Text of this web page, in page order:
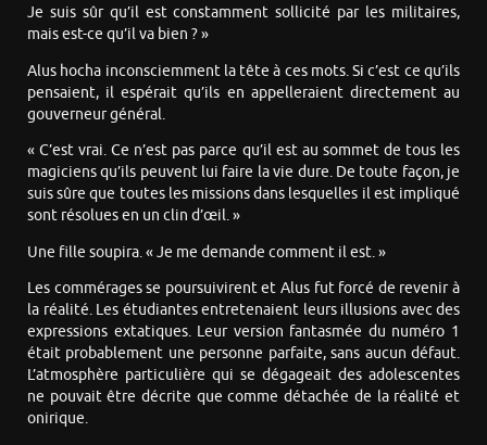
Je suis sûr qu’il est constamment sollicité par les militaires,
mais est-ce qu’il va bien ? »
Alus hocha inconsciemment la tête à ces mots. Si c’est ce qu’ils
pensaient, il espérait qu’ils en appelleraient directement au
gouverneur général.
« C’est vrai. Ce n’est pas parce qu’il est au sommet de tous les
magiciens qu’ils peuvent lui faire la vie dure. De toute façon, je
suis sûre que toutes les missions dans lesquelles il est impliqué
sont résolues en un clin d’œil. »
Une fille soupira. « Je me demande comment il est. »
Les commérages se poursuivirent et Alus fut forcé de revenir à
la réalité. Les étudiantes entretenaient leurs illusions avec des
expressions extatiques. Leur version fantasmée du numéro 1
était probablement une personne parfaite, sans aucun défaut.
L’atmosphère particulière qui se dégageait des adolescentes
ne pouvait être décrite que comme détachée de la réalité et
onirique.